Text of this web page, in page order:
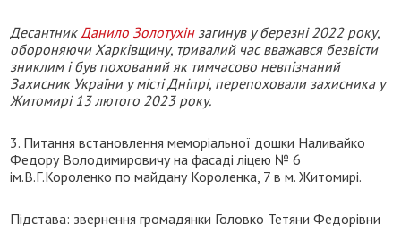
ДесантникДанило Золотухінзагинув у березні 2022 року,
обороняючи Харківщину, тривалий час вважався безвісти
зниклим і був похований як тимчасово невпізнаний
Захисник України у місті Дніпрі, перепоховали захисника у
Житомирі 13 лютого 2023 року.
3. Питання встановлення меморіальної дошки Наливайко
Федору Володимировичу на фасаді ліцею № 6
ім.В.Г.Короленко по майдану Короленка, 7 в м. Житомирі.
Підстава: звернення громадянки Головко Тетяни Федорівни